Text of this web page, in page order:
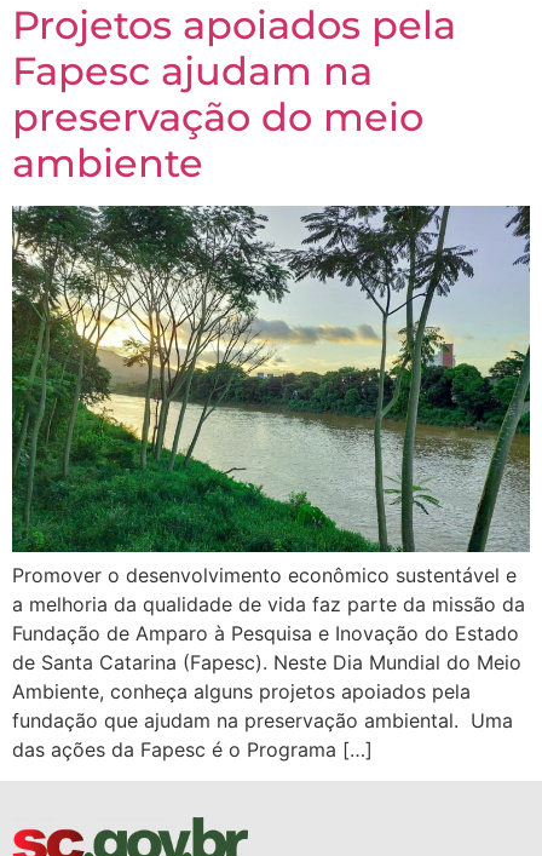
Projetos apoiados pela
Fapesc ajudam na
preservação do meio
ambiente
Promover o desenvolvimento econômico sustentável e
a melhoria da qualidade de vida faz parte da missão da
Fundação de Amparo à Pesquisa e Inovação do Estado
de Santa Catarina (Fapesc). Neste Dia Mundial do Meio
Ambiente, conheça alguns projetos apoiados pela
fundação que ajudam na preservação ambiental. Uma
das ações da Fapesc é o Programa […]